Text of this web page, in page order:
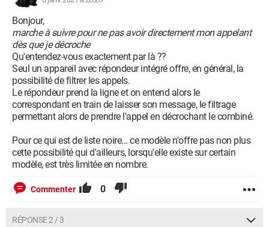
Bonjour,
marche à suivre pour ne pas avoir directement mon appelant
dès que je décroche
Qu'entendez-vous exactement par là ??
Seul un appareil avec répondeur intégré offre, en général, la
possibilité de filtrer les appels.
Le répondeur prend la ligne et on entend alors le
correspondant en train de laisser son message, le filtrage
permettant alors de prendre l'appel en décrochant le combiné.
Pour ce qui est de liste noire... ce modèle n'offre pas non plus
cette possibilité qui d'ailleurs, lorsqu'elle existe sur certain
modèle, est très limitée en nombre.
Commenter 0
RÉPONSE 2 / 3